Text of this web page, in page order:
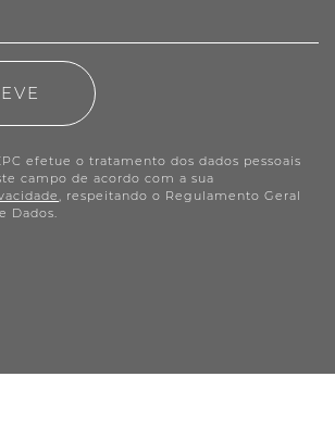
efetue o tratamento dos dados pessoais
campo de acordo com a sua
, respeitando o Regulamento Geral
Dados.